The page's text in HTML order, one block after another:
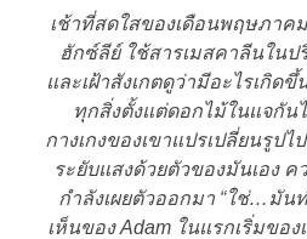
เช้าที่สดใสของเดือนพฤษภาคม
ฮักซ์ลีย์ ใช้สารเมสคาลีนในป
และเฝ้าสังเกตดูว่ามีอะไรเกิด
ทุกสิ่งตั้งแต่ดอกไม้ในแจกัน
กางเกงของเขาแปรเปลี่ยนรูป
ระยับแสงด้วยตัวของมันเอง
กำลังเผยตัวออกมา “ใช่…มัน
เห็นของ Adam ในแรกเริ่มขอ